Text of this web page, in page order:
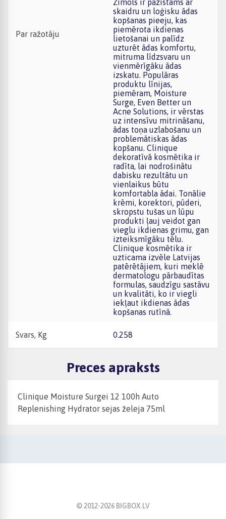
Par ražotāju
Zīmols ir pazīstams ar
skaidru un loģisku ādas
kopšanas pieeju, kas
piemērota ikdienas
lietošanai un palīdz
uzturēt ādas komfortu,
mitruma līdzsvaru un
vienmērīgāku ādas
izskatu. Populāras
produktu līnijas,
piemēram, Moisture
Surge, Even Better un
Acne Solutions, ir vērstas
uz intensīvu mitrināšanu,
ādas toņa uzlabošanu un
problemātiskas ādas
kopšanu. Clinique
dekoratīvā kosmētika ir
radīta, lai nodrošinātu
dabisku rezultātu un
vienlaikus būtu
komfortabla ādai. Tonālie
krēmi, korektori, pūderi,
skropstu tušas un lūpu
produkti ļauj veidot gan
vieglu ikdienas grimu, gan
izteiksmīgāku tēlu.
Clinique kosmētika ir
uzticama izvēle Latvijas
patērētājiem, kuri meklē
dermatologu pārbaudītas
formulas, saudzīgu sastāvu
un kvalitāti, ko ir viegli
iekļaut ikdienas ādas
kopšanas rutīnā.
Svars, Kg 0.258
Preces apraksts
Clinique Moisture Surgei 12 100h Auto
Replenishing Hydrator sejas želeja 75ml
© 2012-2026 BIGBOX.LV